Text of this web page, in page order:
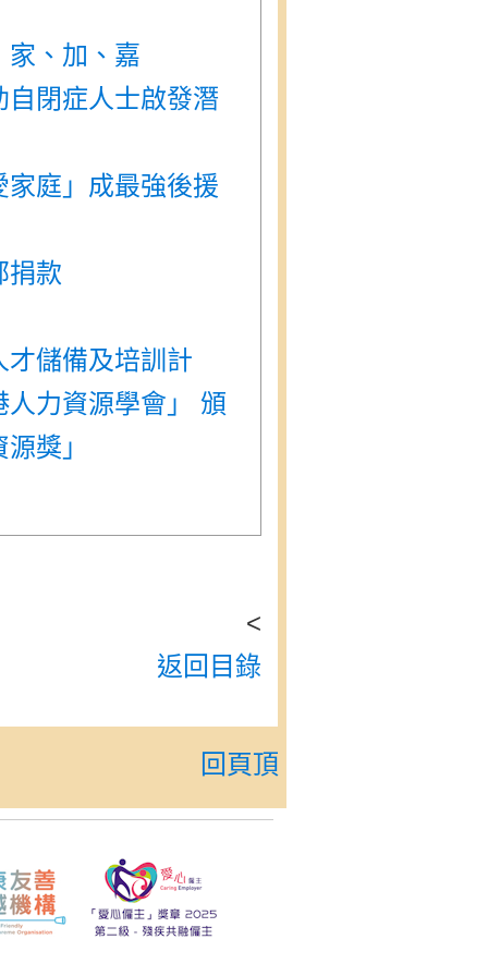
家、加、嘉
閉症人士啟發潛
庭」成最強後援
捐款
儲備及培訓計
人力資源學會」 頒
獎」
<
返回目錄
回頁頂